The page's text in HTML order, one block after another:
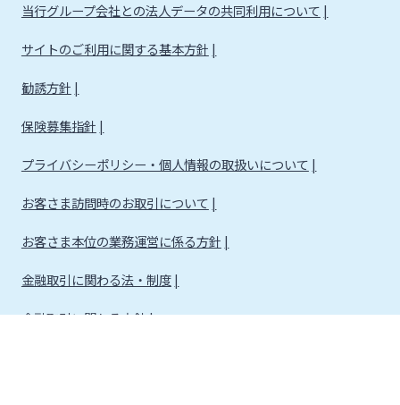
当行グループ会社との法人データの共同利用について
サイトのご利用に関する基本方針
勧誘方針
保険募集指針
プライバシーポリシー・個人情報の取扱いについて
お客さま訪問時のお取引について
お客さま本位の業務運営に係る方針
金融取引に関わる法・制度
金融取引に関わる方針